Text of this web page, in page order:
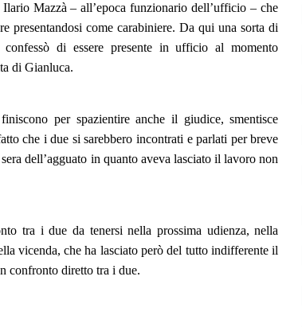
Mazzà – all’epoca funzionario dell’ufficio – che
presentandosi come carabiniere. Da qui una sorta di
di essere presente in ufficio al momento
di Gianluca.
per spazientire anche il giudice, smentisce
che i due si sarebbero incontrati e parlati per breve
dell’agguato in quanto aveva lasciato il lavoro non
tra i due da tenersi nella prossima udienza, nella
vicenda, che ha lasciato però del tutto indifferente il
confronto diretto tra i due.